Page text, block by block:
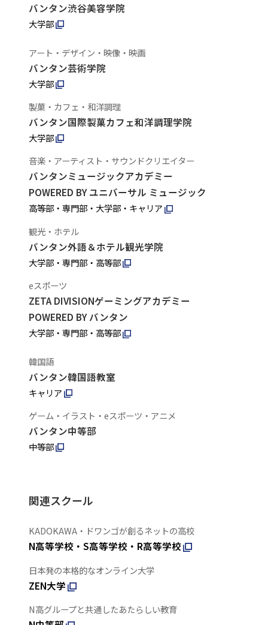
バンタン渋谷美容学院
大学部
アート・デザイン・映像・映画
バンタン芸術学院
大学部
製菓・カフェ・和洋調理
バンタン国際製菓カフェ和洋調理学院
大学部
音楽・アーティスト・サウンドクリエイター
バンタンミュージックアカデミー
POWERED BY ユニバーサル ミュージック
高等部・専門部・大学部・キャリア
観光・ホテル
バンタン外語＆ホテル観光学院
大学部・専門部・高等部
eスポーツ
ZETA DIVISIONゲーミングアカデミー
POWERED BY バンタン
大学部・専門部・高等部
韓国語
バンタン韓国語教室
キャリア
ゲーム・イラスト・eスポーツ・アニメ
バンタン中等部
中等部
関連スクール
KADOKAWA・ドワンゴが創るネットの高校
N高等学校・S高等学校・R高等学校
日本発の本格的なオンライン大学
ZEN大学
N高グループと共通したあたらしい教育